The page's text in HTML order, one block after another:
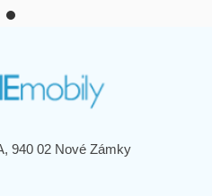
940 02 Nové Zámky